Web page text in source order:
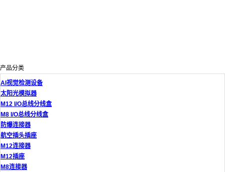
产品分类
AI视觉检测设备
太阳光模拟器
M12 I/O总线分线盒
M8 I/O总线分线盒
防爆连接器
航空插头插座
M12连接器
M12插座
M8连接器